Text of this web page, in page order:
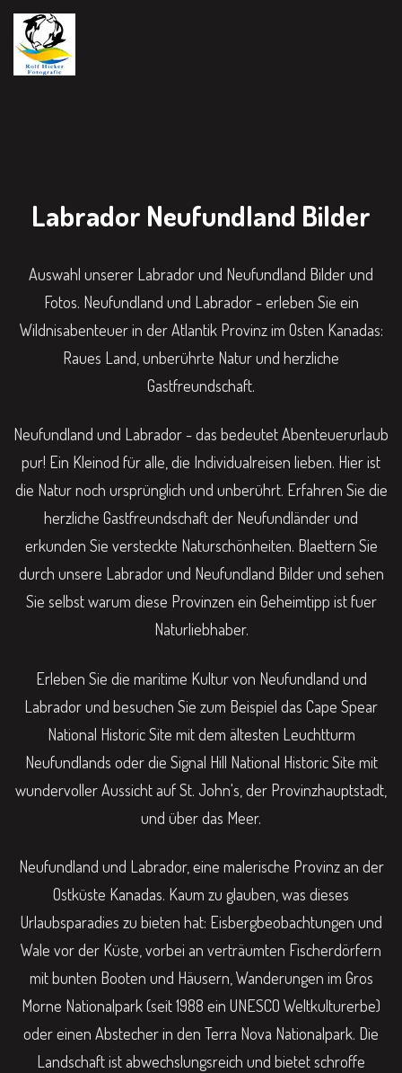
Labrador Neufundland Bilder
Auswahl unserer Labrador und Neufundland Bilder und
Fotos. Neufundland und Labrador - erleben Sie ein
Wildnisabenteuer in der Atlantik Provinz im Osten Kanadas:
Raues Land, unberührte Natur und herzliche
Gastfreundschaft.
Neufundland und Labrador - das bedeutet Abenteuerurlaub
pur! Ein Kleinod für alle, die Individualreisen lieben. Hier ist
die Natur noch ursprünglich und unberührt. Erfahren Sie die
herzliche Gastfreundschaft der Neufundländer und
erkunden Sie versteckte Naturschönheiten. Blaettern Sie
durch unsere Labrador und Neufundland Bilder und sehen
Sie selbst warum diese Provinzen ein Geheimtipp ist fuer
Naturliebhaber.
Erleben Sie die maritime Kultur von Neufundland und
Labrador und besuchen Sie zum Beispiel das Cape Spear
National Historic Site mit dem ältesten Leuchtturm
Neufundlands oder die Signal Hill National Historic Site mit
wundervoller Aussicht auf St. John's, der Provinzhauptstadt,
und über das Meer.
Neufundland und Labrador, eine malerische Provinz an der
Ostküste Kanadas. Kaum zu glauben, was dieses
Urlaubsparadies zu bieten hat: Eisbergbeobachtungen und
Wale vor der Küste, vorbei an verträumten Fischerdörfern
mit bunten Booten und Häusern, Wanderungen im Gros
Morne Nationalpark (seit 1988 ein UNESCO Weltkulturerbe)
oder einen Abstecher in den Terra Nova Nationalpark. Die
Landschaft ist abwechslungsreich und bietet schroffe